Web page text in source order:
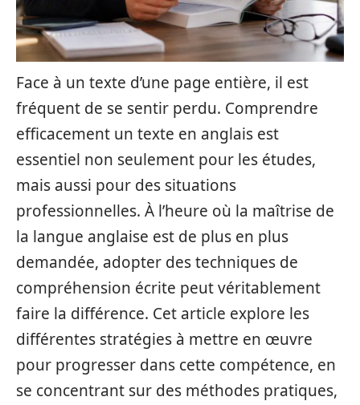
Face à un texte d’une page entière, il est
fréquent de se sentir perdu. Comprendre
efficacement un texte en anglais est
essentiel non seulement pour les études,
mais aussi pour des situations
professionnelles. À l’heure où la maîtrise de
la langue anglaise est de plus en plus
demandée, adopter des techniques de
compréhension écrite peut véritablement
faire la différence. Cet article explore les
différentes stratégies à mettre en œuvre
pour progresser dans cette compétence, en
se concentrant sur des méthodes pratiques,